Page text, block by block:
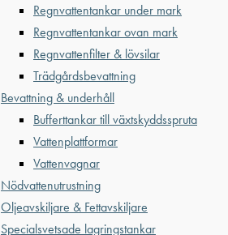
Regnvattentankar under mark
Regnvattentankar ovan mark
Regnvattenfilter & lövsilar
Trädgårdsbevattning
Bevattning & underhåll
Bufferttankar till växtskyddsspruta
Vattenplattformar
Vattenvagnar
Nödvattenutrustning
Oljeavskiljare & Fettavskiljare
Specialsvetsade lagringstankar